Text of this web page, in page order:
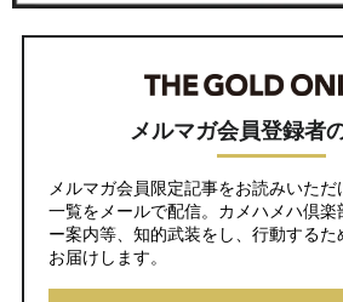
メルマガ会員登録者
メルマガ会員限定記事をお読みいた
一覧をメールで配信。カメハメハ倶楽
ー案内等、知的武装をし、行動する
お届けします。